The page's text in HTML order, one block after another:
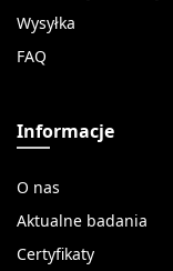
Wysyłka
FAQ
Informacje
O nas
Aktualne badania
Certyfikaty